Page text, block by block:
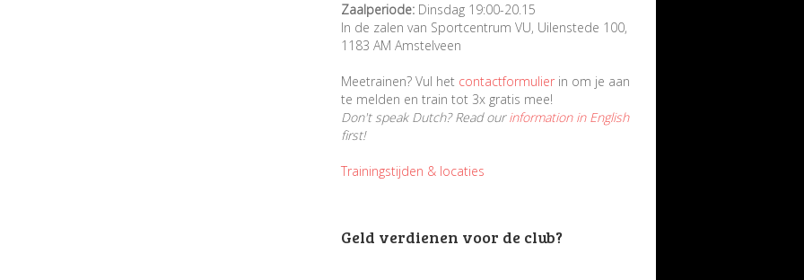
Zaalperiode: Dinsdag 19:00-20.15
In de zalen van Sportcentrum VU, Uilenstede 100,
1183 AM Amstelveen
Meetrainen? Vul het contactformulier in om je aan
te melden en train tot 3x gratis mee!
Don't speak Dutch? Read ourinformation in English
first!
Trainingstijden & locaties
Geld verdienen voor de club?